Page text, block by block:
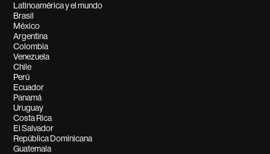
Latinoamérica y el mundo
Brasil
México
Argentina
Colombia
Venezuela
Chile
Perú
Ecuador
Panamá
Uruguay
Costa Rica
El Salvador
República Dominicana
Guatemala